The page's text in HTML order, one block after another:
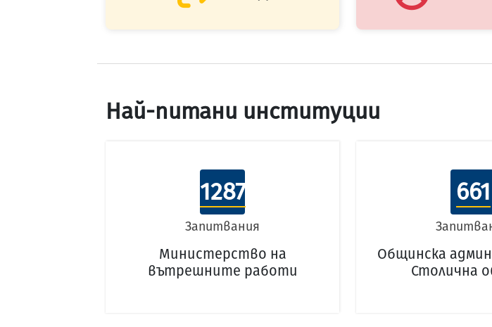
Най-питани институции
1287
Запитвания
Министерство на
вътрешните работи
661
Общинска
Столична